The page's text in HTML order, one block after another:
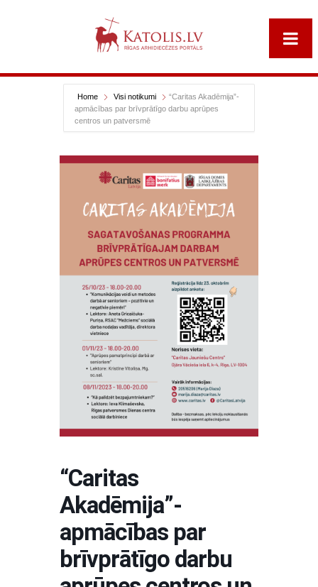
Home Visi notikumi
“Caritas Akadēmija”-
apmācības par brīvprātīgo darbu aprūpes
centros un patversmē
“Caritas
Akadēmija”-
apmācības par
brīvprātīgo darbu